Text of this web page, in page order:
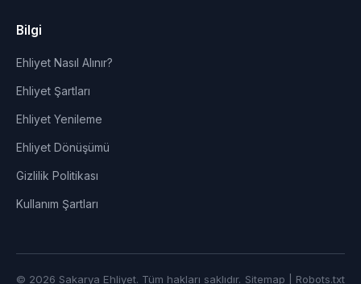
Bilgi
Ehliyet Nasıl Alınır?
Ehliyet Şartları
Ehliyet Yenileme
Ehliyet Dönüşümü
Gizlilik Politikası
Kullanım Şartları
© 2026 Sakarya Ehliyet. Tüm hakları saklıdır. Sitemap Robots.txt